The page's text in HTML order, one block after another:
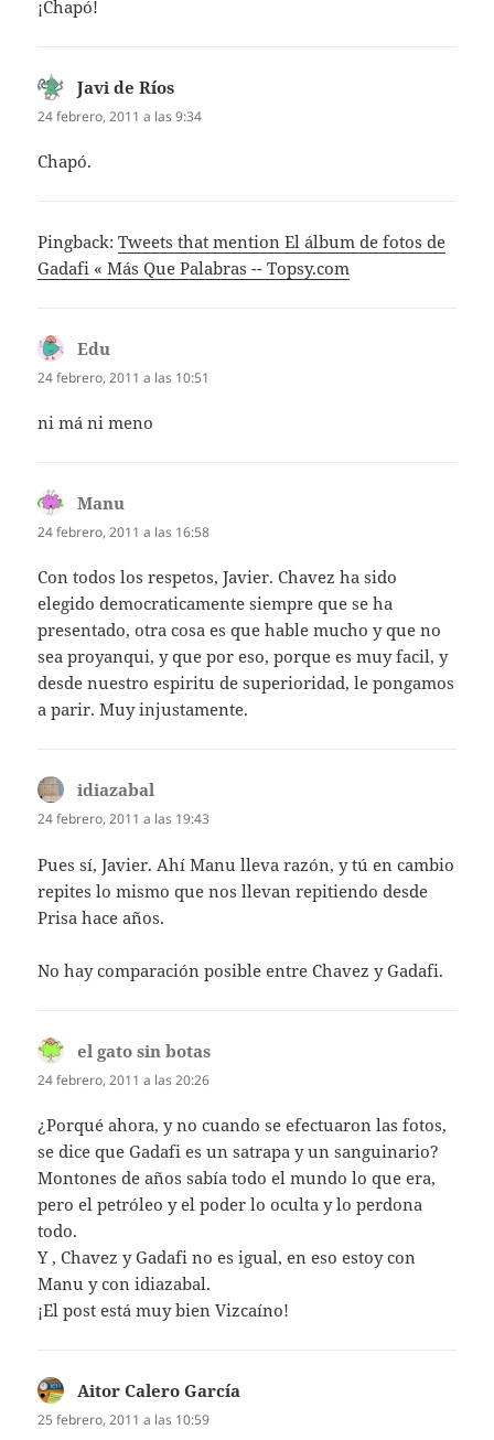
¡Chapó!
Javi de Ríos
24 febrero, 2011 a las 9:34
Chapó.
Pingback:Tweets that mention El álbum de fotos de
Gadafi « Más Que Palabras -- Topsy.com
Edu
24 febrero, 2011 a las 10:51
ni má ni meno
Manu
24 febrero, 2011 a las 16:58
Con todos los respetos, Javier. Chavez ha sido
elegido democraticamente siempre que se ha
presentado, otra cosa es que hable mucho y que no
sea proyanqui, y que por eso, porque es muy facil, y
desde nuestro espiritu de superioridad, le pongamos
a parir. Muy injustamente.
idiazabal
24 febrero, 2011 a las 19:43
Pues sí, Javier. Ahí Manu lleva razón, y tú en cambio
repites lo mismo que nos llevan repitiendo desde
Prisa hace años.
No hay comparación posible entre Chavez y Gadafi.
el gato sin botas
24 febrero, 2011 a las 20:26
¿Porqué ahora, y no cuando se efectuaron las fotos,
se dice que Gadafi es un satrapa y un sanguinario?
Montones de años sabía todo el mundo lo que era,
pero el petróleo y el poder lo oculta y lo perdona
todo.
Y , Chavez y Gadafi no es igual, en eso estoy con
Manu y con idiazabal.
¡El post está muy bien Vizcaíno!
Aitor Calero García
25 febrero, 2011 a las 10:59